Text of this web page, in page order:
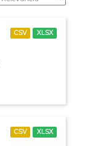
CSV XLSX
CSV XLSX